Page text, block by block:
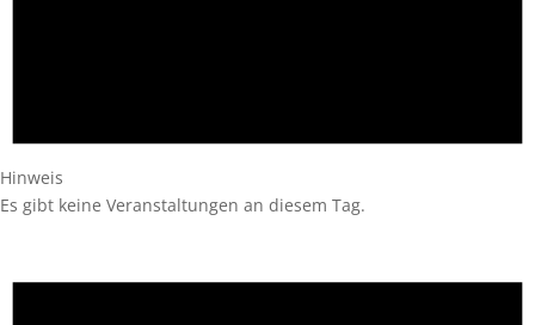
Hinweis
Es gibt keine Veranstaltungen an diesem Tag.